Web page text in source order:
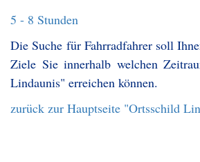
5 - 8 Stunden
Die Suche für Fahrradfahrer soll
Ziele Sie innerhalb welchen
Lindaunis" erreichen können.
zurück zur Hauptseite "Ortsschild